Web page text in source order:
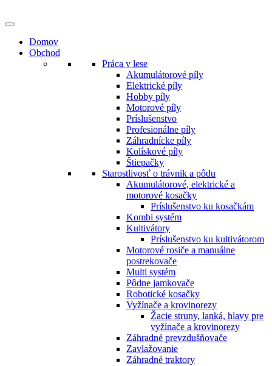
na
Domov
Obchod
Práca v lese
Akumulátorové píly
Elektrické píly
Hobby píly
Motorové píly
Príslušenstvo
Profesionálne píly
Záhradnícke píly
Kolískové píly
Štiepačky
Starostlivosť o trávnik a pôdu
Akumulátorové, elektrické a
motorové kosačky
Príslušenstvo ku kosačkám
Kombi systém
Kultivátory
Príslušenstvo ku kultivátorom
Motorové rosiče a manuálne
postrekovače
Multi systém
Pôdne jamkovače
Robotické kosačky
Vyžínače a krovinorezy
Žacie struny, lanká, hlavy pre
vyžínače a krovinorezy
Záhradné prevzdušňovače
Zavlažovanie
Záhradné traktory